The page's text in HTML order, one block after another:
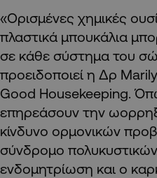
«Ορισμένες χημικές
πλαστικά μπουκάλια
σε κάθε σύστημα του
προειδοποιεί η Δρ
Good Housekeeping.
επηρεάσουν την
κίνδυνο ορμονικών
σύνδρομο
ενδομητρίωση και ο